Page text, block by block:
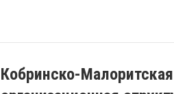
Кобринско-